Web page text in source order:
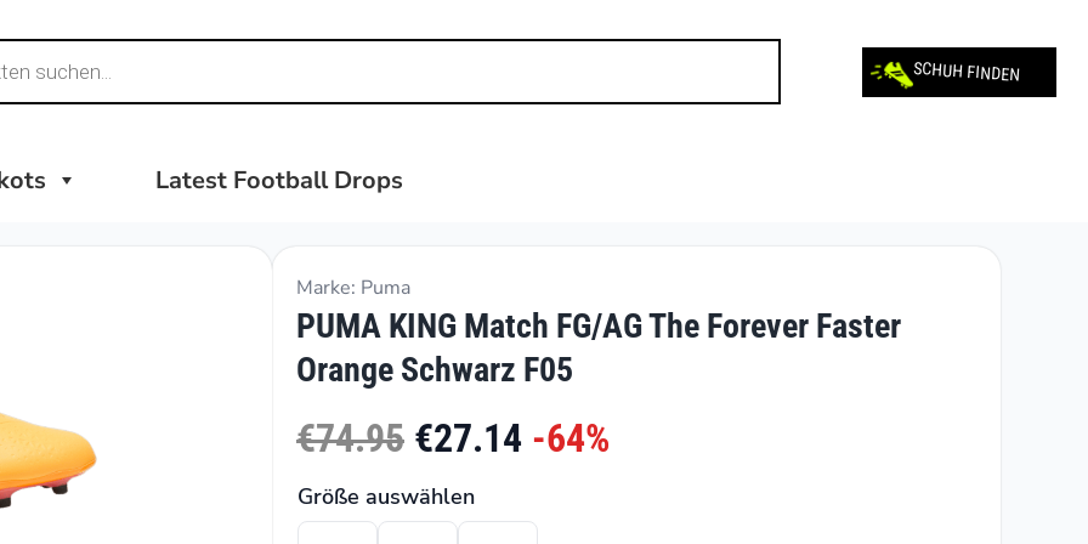
SCHUH FINDEN
Latest Football Drops
Marke: Puma
PUMA KING Match FG/AG The Forever Faster
Orange Schwarz F05
€74.95 €27.14 -64%
Größe auswählen